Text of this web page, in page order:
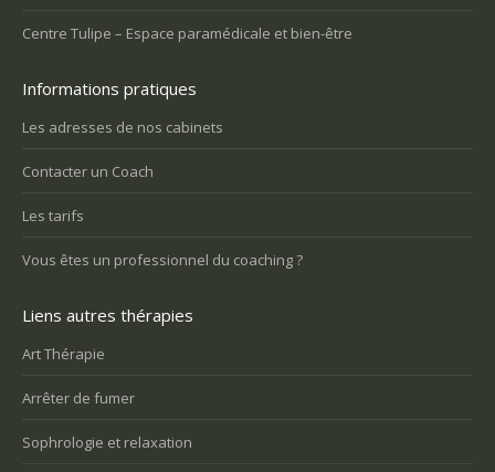
Centre Tulipe – Espace paramédicale et bien-être
Informations pratiques
Les adresses de nos cabinets
Contacter un Coach
Les tarifs
Vous êtes un professionnel du coaching ?
Liens autres thérapies
Art Thérapie
Arrêter de fumer
Sophrologie et relaxation